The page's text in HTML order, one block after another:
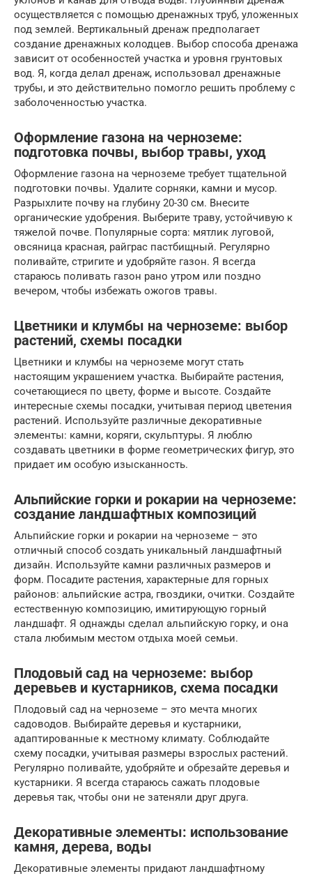
осуществляется с помощью дренажных труб, уложенных
под землей. Вертикальный дренаж предполагает
создание дренажных колодцев. Выбор способа дренажа
зависит от особенностей участка и уровня грунтовых
вод. Я, когда делал дренаж, использовал дренажные
трубы, и это действительно помогло решить проблему с
заболоченностью участка.
Оформление газона на черноземе:
подготовка почвы, выбор травы, уход
Оформление газона на черноземе требует тщательной
подготовки почвы. Удалите сорняки, камни и мусор.
Разрыхлите почву на глубину 20-30 см. Внесите
органические удобрения. Выберите траву, устойчивую к
тяжелой почве. Популярные сорта: мятлик луговой,
овсяница красная, райграс пастбищный. Регулярно
поливайте, стригите и удобряйте газон. Я всегда
стараюсь поливать газон рано утром или поздно
вечером, чтобы избежать ожогов травы.
Цветники и клумбы на черноземе: выбор
растений, схемы посадки
Цветники и клумбы на черноземе могут стать
настоящим украшением участка. Выбирайте растения,
сочетающиеся по цвету, форме и высоте. Создайте
интересные схемы посадки, учитывая период цветения
растений. Используйте различные декоративные
элементы: камни, коряги, скульптуры. Я люблю
создавать цветники в форме геометрических фигур, это
придает им особую изысканность.
Альпийские горки и рокарии на черноземе:
создание ландшафтных композиций
Альпийские горки и рокарии на черноземе – это
отличный способ создать уникальный ландшафтный
дизайн. Используйте камни различных размеров и
форм. Посадите растения, характерные для горных
районов: альпийские астра, гвоздики, очитки. Создайте
естественную композицию, имитирующую горный
ландшафт. Я однажды сделал альпийскую горку, и она
стала любимым местом отдыха моей семьи.
Плодовый сад на черноземе: выбор
деревьев и кустарников, схема посадки
Плодовый сад на черноземе – это мечта многих
садоводов. Выбирайте деревья и кустарники,
адаптированные к местному климату. Соблюдайте
схему посадки, учитывая размеры взрослых растений.
Регулярно поливайте, удобряйте и обрезайте деревья и
кустарники. Я всегда стараюсь сажать плодовые
деревья так, чтобы они не затеняли друг друга.
Декоративные элементы: использование
камня, дерева, воды
Декоративные элементы придают ландшафтному